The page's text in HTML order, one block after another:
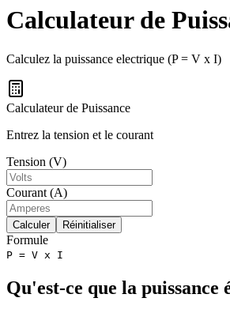
Calculateur de
Calculez la puissance electrique (P = V x I)
Calculateur de Puissance
Entrez la tension et le courant
Tension (V)
Courant (A)
Calculer Réinitialiser
Formule
P = V x I
Qu'est-ce que la puissance